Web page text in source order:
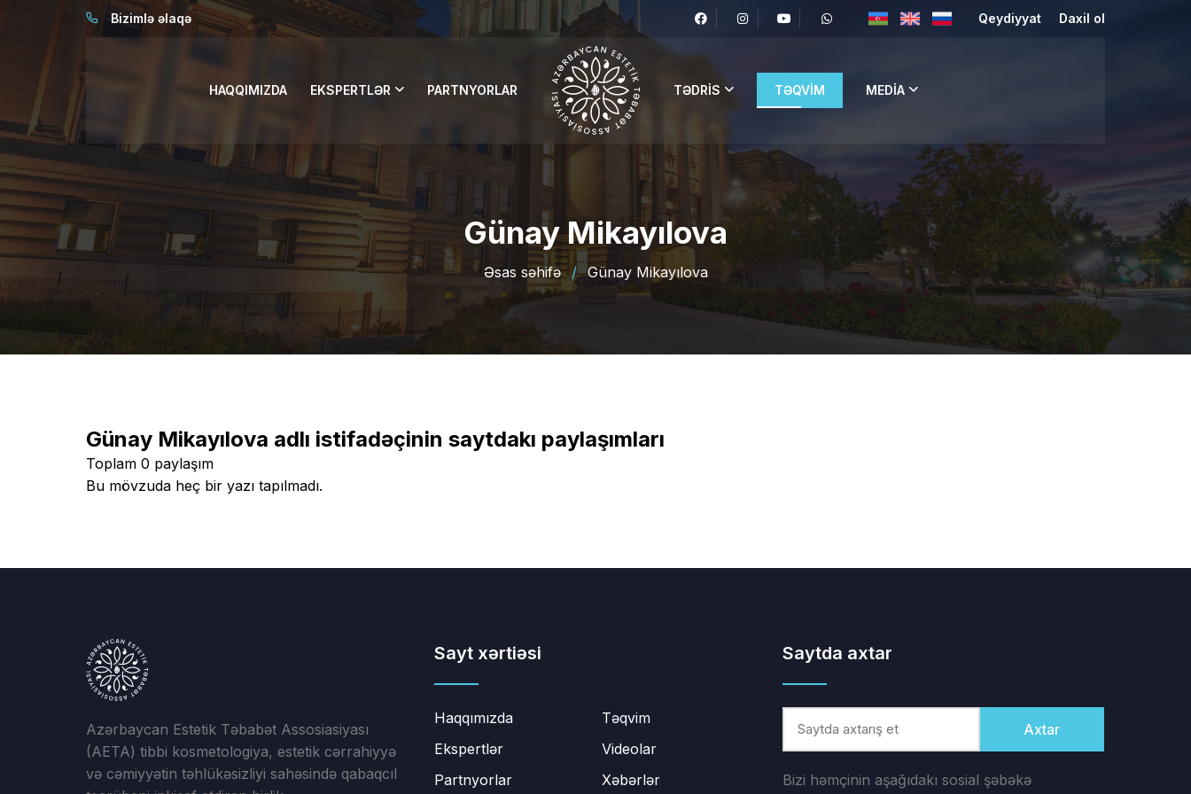
Bizimlə əlaqə Qeydiyyat Daxil ol
HAQQIMIZDA EKSPERTLƏR PARTNYORLAR TƏDRIS TƏQVIM MEDIA
Günay Mikayılova
Əsas səhifə / Günay Mikayılova
Günay Mikayılova adlı istifadəçinin saytdakı paylaşımları
Toplam 0 paylaşım
Bu mövzuda heç bir yazı tapılmadı.
Azərbaycan Estetik Təbabət Assosiasiyası
(AETA) tibbi kosmetologiya, estetik cərrahiyyə
və cəmiyyətin təhlükəsizliyi sahəsində qabaqcıl
Sayt xərtiəsi
Haqqımızda
Ekspertlər
Partnyorlar
Təqvim
Videolar
Xəbərlər
Saytda axtar
Axtar
Bizi həmçinin aşağıdakı sosial şəbəkə